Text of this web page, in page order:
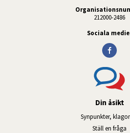
212000-2486
Sociala
Din åsikt
Synpunkter,
Ställ en fråga